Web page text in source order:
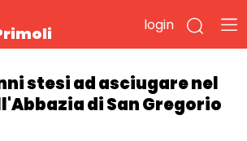
login
stesi ad asciugare nel
di San Gregorio